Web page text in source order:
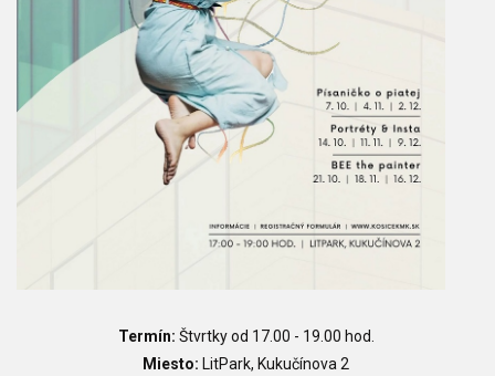
Termín: Štvrtky od 17.00 - 19.00 hod.
Miesto: LitPark, Kukučínova 2